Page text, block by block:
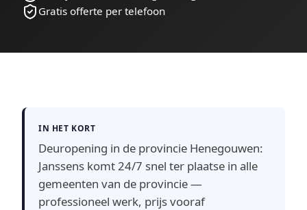
Gratis offerte per telefoon
IN HET KORT
Deuropening in de provincie Henegouwen:
Janssens komt 24/7 snel ter plaatse in alle
gemeenten van de provincie —
professioneel werk, prijs vooraf